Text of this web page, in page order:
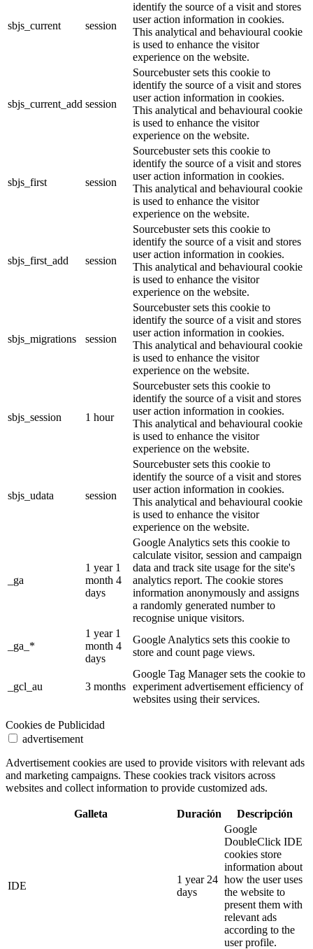
sbjs_current session
identify the source of a visit and stores
user action information in cookies.
This analytical and behavioural cookie
is used to enhance the visitor
experience on the website.
sbjs_current_add session
Sourcebuster sets this cookie to
identify the source of a visit and stores
user action information in cookies.
This analytical and behavioural cookie
is used to enhance the visitor
experience on the website.
sbjs_first session
Sourcebuster sets this cookie to
identify the source of a visit and stores
user action information in cookies.
This analytical and behavioural cookie
is used to enhance the visitor
experience on the website.
sbjs_first_add session
Sourcebuster sets this cookie to
identify the source of a visit and stores
user action information in cookies.
This analytical and behavioural cookie
is used to enhance the visitor
experience on the website.
sbjs_migrations session
Sourcebuster sets this cookie to
identify the source of a visit and stores
user action information in cookies.
This analytical and behavioural cookie
is used to enhance the visitor
experience on the website.
sbjs_session 1 hour
Sourcebuster sets this cookie to
identify the source of a visit and stores
user action information in cookies.
This analytical and behavioural cookie
is used to enhance the visitor
experience on the website.
sbjs_udata session
Sourcebuster sets this cookie to
identify the source of a visit and stores
user action information in cookies.
This analytical and behavioural cookie
is used to enhance the visitor
experience on the website.
_ga
1 year 1
month 4
days
Google Analytics sets this cookie to
calculate visitor, session and campaign
data and track site usage for the site's
analytics report. The cookie stores
information anonymously and assigns
a randomly generated number to
recognise unique visitors.
_ga_*
1 year 1
month 4
days
Google Analytics sets this cookie to
store and count page views.
_gcl_au 3 months
Google Tag Manager sets the cookie to
experiment advertisement efficiency of
websites using their services.
Cookies de Publicidad
advertisement
Advertisement cookies are used to provide visitors with relevant ads
and marketing campaigns. These cookies track visitors across
websites and collect information to provide customized ads.
Galleta Duración Descripción
IDE
1 year 24
days
Google
DoubleClick IDE
cookies store
information about
how the user uses
the website to
present them with
relevant ads
according to the
user profile.